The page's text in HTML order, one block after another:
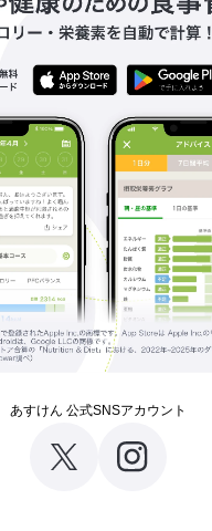
あすけん 公式SNSアカウント